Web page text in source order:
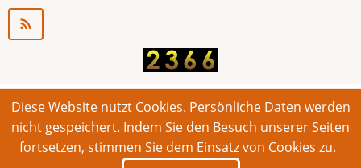
© 2026 Bonner Aufruf. Alle Rechte vorbehalten.
Footer
Impressum Kontakt Intern
Diese Website nutzt Cookies. Persönliche Daten werden
nicht gespeichert. Indem Sie den Besuch unserer Seiten
fortsetzen, stimmen Sie dem Einsatz von Cookies zu.